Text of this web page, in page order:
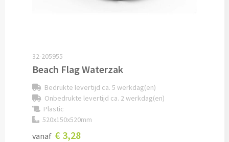
Bierglazen bedrukken
Wijnkaraffen bedrukken
Waterkaraffen bedrukken
32-205955
Beach Flag Waterzak
Bedrukte levertijd ca. 5 werkdag(en)
Onbedrukte levertijd ca. 2 werkdag(en)
Plastic
520x150x520mm
vanaf € 3,28